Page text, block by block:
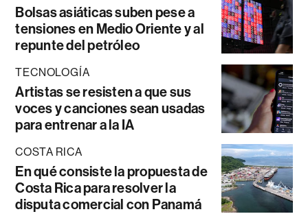
Bolsas asiáticas suben pese a
tensiones en Medio Oriente y al
repunte del petróleo
TECNOLOGÍA
Artistas se resisten a que sus
voces y canciones sean usadas
para entrenar a la IA
COSTA RICA
En qué consiste la propuesta de
Costa Rica para resolver la
disputa comercial con Panamá